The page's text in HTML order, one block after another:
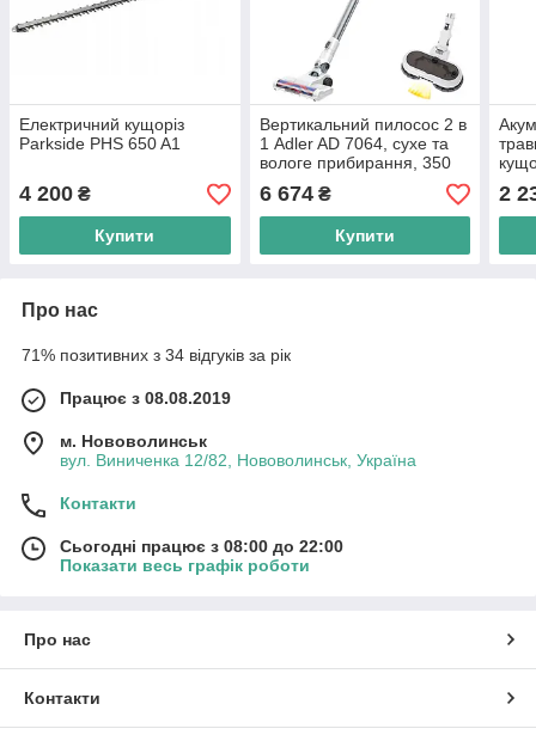
Електричний кущоріз
Parkside PHS 650 A1
4 200 ₴
Купити
Вертикальний пилосос 2 в
1 Adler AD 7064, сухе та
вологе прибирання, 350
Вт
6 674₴
Купити
хв,
2
Про нас
71% позитивних з 34 відгуків за рік
Працює з 08.08.2019
м. Нововолинськ
вул. Виниченка 12/82, Нововолинськ, Україна
Контакти
Сьогодні працює з 08:00 до 22:00
Показати весь графік роботи
Про нас
Контакти